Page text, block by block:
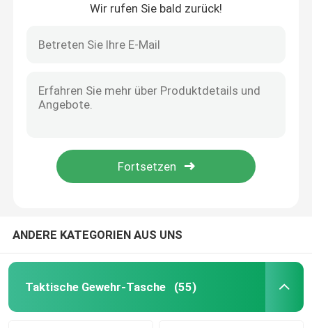
Werksbesichtigung
Qualitätskontrolle
Neuigkeiten
Taktische Gewehr-Tasche
Wir rufen Sie bald zurück!
ANDERE KATEGORIEN AUS UNS
Taktische Gewehr-Tasche (55)